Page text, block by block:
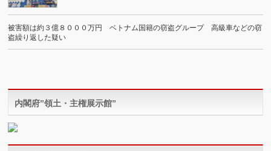
被害額は約３億８０００万円 ベトナム国籍の窃盗グループ 高級車などの窃
盗繰り返した疑い
内閣府”領土・主権展示館”